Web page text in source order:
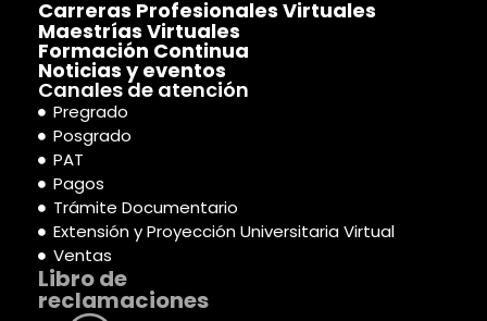
Carreras Profesionales Virtuales
Maestrías Virtuales
Formación Continua
Noticias y eventos
Canales de atención
Pregrado
Posgrado
PAT
Pagos
Trámite Documentario
Extensión y Proyección Universitaria Virtual
Ventas
Libro de
reclamaciones